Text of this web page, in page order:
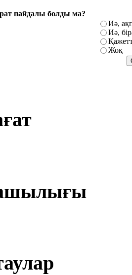
пайдалы болды ма?
Иә,
Иә,
Жоқ